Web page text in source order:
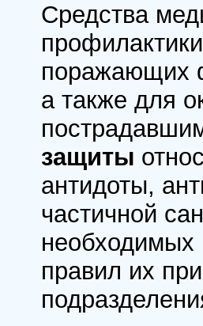
Средства
поражающих
а также для
защиты
антидоты,
частичной
необходимых
правил их